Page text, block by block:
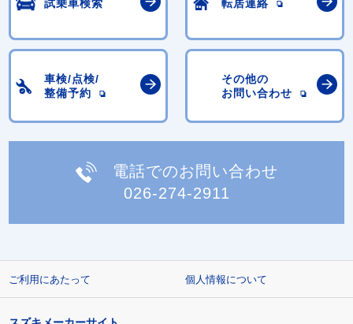
試乗車検索 転居連絡
車検/点検/
整備予約
その他の
お問い合わせ
電話でのお問い合わせ
026-274-2911
ご利用にあたって 個人情報について